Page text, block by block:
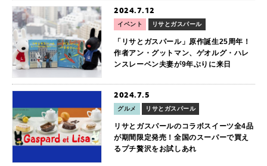
2024.7.12
イベント リサとガスパール
「リサとガスパール」原作誕生25周年！
作者アン・グットマン、ゲオルグ・ハレ
ンスレーベン夫妻が9年ぶりに来日
2024.7.5
グルメ リサとガスパール
リサとガスパールのコラボスイーツ全4品
が期間限定発売！全国のスーパーで買え
るプチ贅沢をお試しあれ